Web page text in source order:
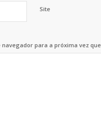
Site
para a próxima vez